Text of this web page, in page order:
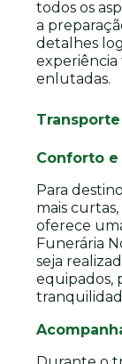
todos os
a
detalhes
experiência
enlutadas.
Conforto e
Para
mais
oferece
Funerária
seja
equipados,